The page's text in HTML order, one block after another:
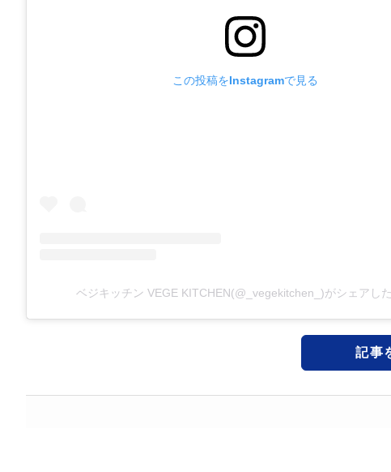
この投稿をInstagramで見る
ベジキッチン VEGE KITCHEN(@_vegekitchen_)がシェアし
記事